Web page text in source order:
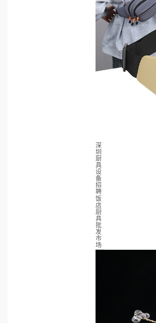
深
圳
厨
具
设
备
招
聘
饭
店
厨
具
批
发
市
场